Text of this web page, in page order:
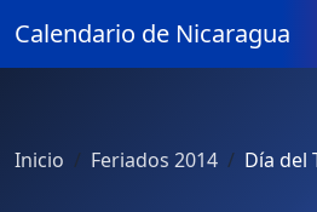
Calendario de Nicaragua
Inicio Feriados 2014 Día del